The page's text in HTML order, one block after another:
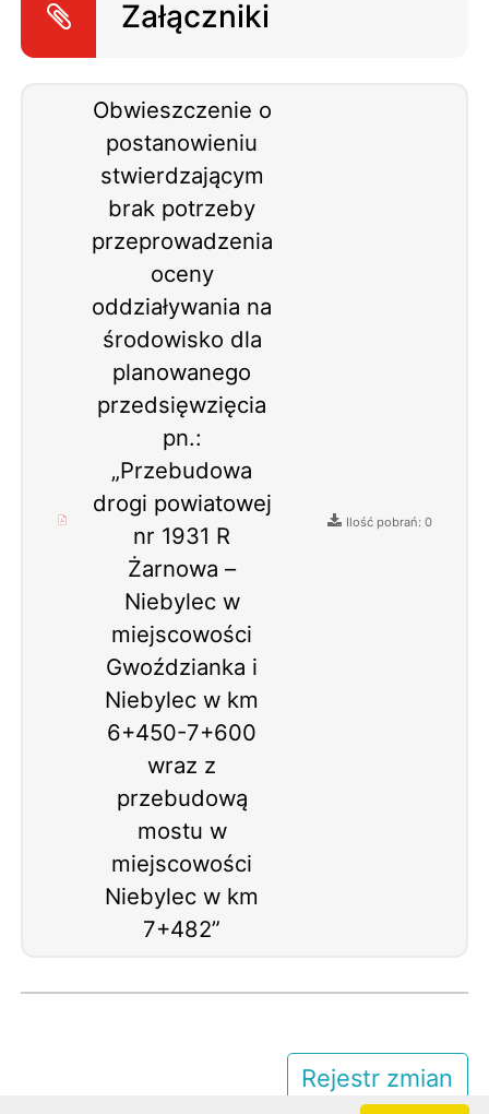
Załączniki
Obwieszczenie o
postanowieniu
stwierdzającym
brak potrzeby
przeprowadzenia
oceny
oddziaływania na
środowisko dla
planowanego
przedsięwzięcia
pn.:
„Przebudowa
drogi powiatowej
nr 1931 R
Żarnowa –
Niebylec w
miejscowości
Gwoździanka i
Niebylec w km
6+450-7+600
wraz z
przebudową
mostu w
miejscowości
Niebylec w km
7+482”
Ilość pobrań: 0
Rejestr zmian